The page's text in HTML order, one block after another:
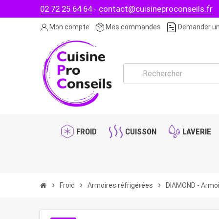
02 72 25 64 64- contact@cuisineproconseils.fr
Mon compte Mes commandes Demander
FROID CUISSON LAVERIE
chevron_right Froid chevron_right Armoires réfrigérées chevron_right DIAMOND -